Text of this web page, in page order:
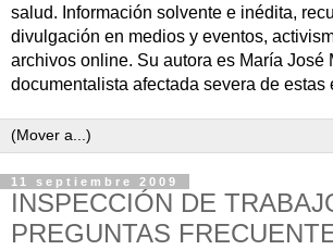
salud. Información solvente e inédita,
divulgación en medios y eventos,
archivos online. Su autora es María José
documentalista afectada severa de estas
11 septiembre 2009
INSPECCIÓN DE
PREGUNTAS